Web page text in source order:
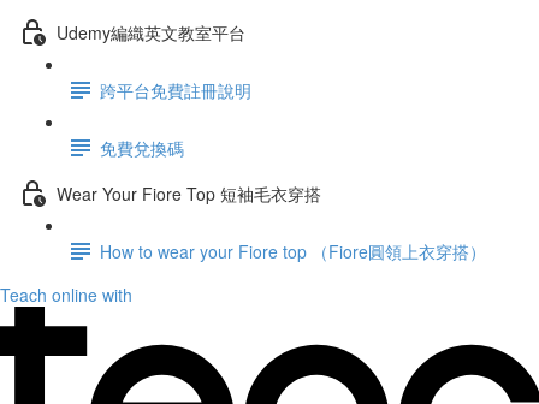
Udemy編織英文教室平台
跨平台免費註冊說明
免費兌換碼
Wear Your Fiore Top 短袖毛衣穿搭
How to wear your Fiore top （Fiore圓領上衣穿搭）
Teach online with